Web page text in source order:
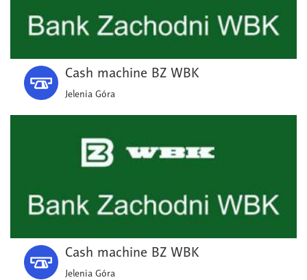
Cash machine BZ WBK
Jelenia Góra
Cash machine BZ WBK
Jelenia Góra